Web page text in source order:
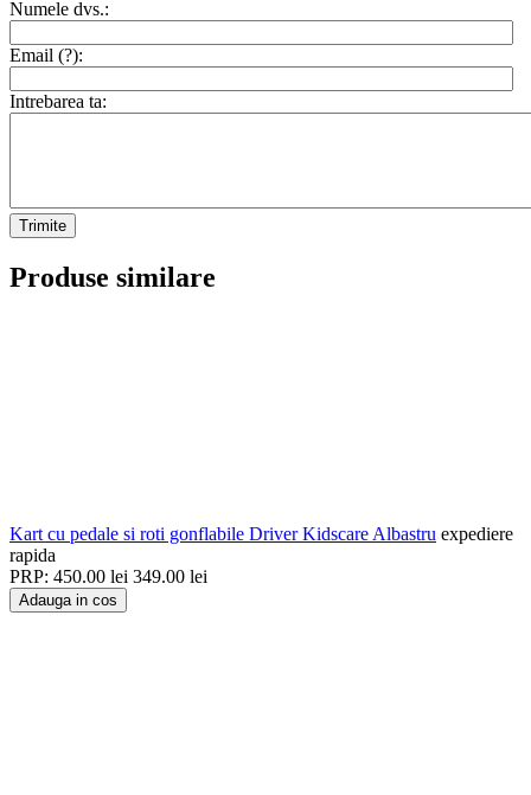
Numele dvs.:
Email (?):
Intrebarea ta:
Trimite
Produse similare
Kart cu pedale si roti gonflabile Driver Kidscare Albastru expediere
rapida
PRP: 450.00 lei 349.00 lei
Adauga in cos